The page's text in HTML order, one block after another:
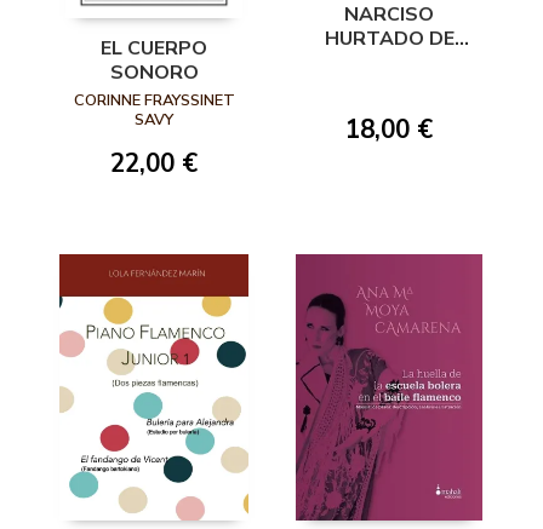
EL CUERPO
SONORO
CORINNE FRAYSSINET
SAVY
22,00 €
NARCISO
HURTADO DE
BAILARIN ERRANTE
18,00 €